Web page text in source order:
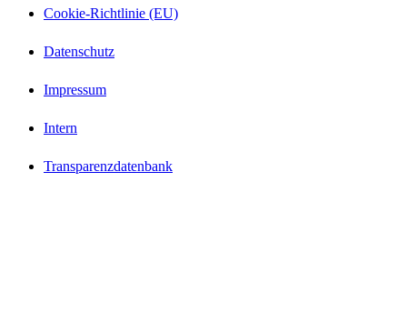
Cookie-Richtlinie (EU)
Datenschutz
Impressum
Intern
Transparenzdatenbank